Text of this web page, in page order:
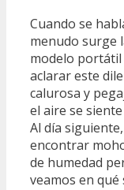
Cuando se
menudo surge
modelo portátil
aclarar este
calurosa y
el aire se
Al día
encontrar
de humedad
veamos en